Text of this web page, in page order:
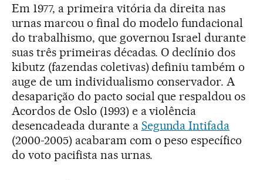
Em 1977, a primeira vitória da direita nas
urnas marcou o final do modelo fundacional
do trabalhismo, que governou Israel durante
suas três primeiras décadas. O declínio dos
kibutz (fazendas coletivas) definiu também o
auge de um individualismo conservador. A
desaparição do pacto social que respaldou os
Acordos de Oslo (1993) e a violência
desencadeada durante a Segunda Intifada
(2000-2005) acabaram com o peso específico
do voto pacifista nas urnas.